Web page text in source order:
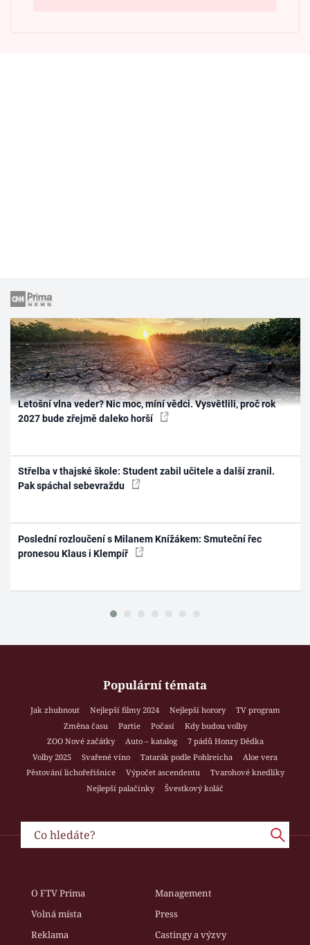
Letošní vlna veder? Nic moc, míní vědci. Vysvětlili, proč rok
2027 bude zřejmě daleko horší
Střelba v thajské škole: Student zabil učitele a další zranil.
Pak spáchal sebevraždu
Poslední rozloučení s Milanem Knížákem: Smuteční řec
pronesou Klaus i Klempíř
Populární témata
Jak zhubnout Nejlepší filmy 2024 Nejlepší horory
TV program
Změna času
Partie Počasí
Kdy budou volby
ZOO Nové začátky
Auto – katalog
7 pádů Honzy Dědka
Volby 2025
Svařené víno Tatarák podle Pohlreicha
Aloe vera
Pěstování lichořeřišnice
Výpočet ascendentu
Tvarohové knedlíky
Nejlepší palačinky
Švestkový koláč
O FTV Prima
Management
Volná místa
Press
Reklama
Castingy a výzvy